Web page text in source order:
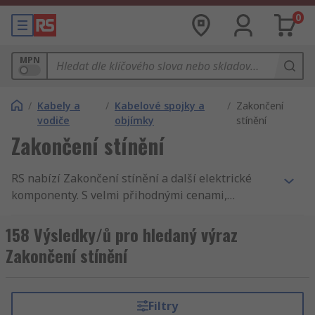
0
MPN
/ Kabely a
vodiče
/ Kabelové spojky a
objímky
/ Zakončení
stínění
Zakončení stínění
RS nabízí Zakončení stínění a další elektrické
komponenty. S velmi přihodnými cenami,
není žádné překvapení, že jsme celosvětově
známí jako jeden z nejlepších dodavatelů
produktů. U nás naleznete Zakončení stínění,
Kromě Zakončení stínění je vám k dispozici
158 Výsledky/ů pro hledaný výraz
Zakončení stínění
Filtry